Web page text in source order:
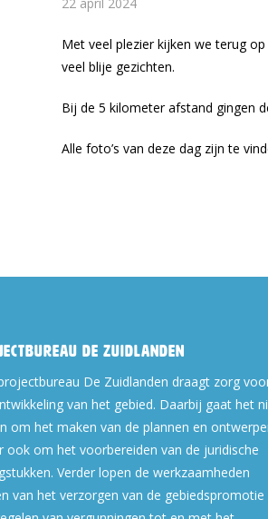
Met veel plezier kijken we terug
veel blije gezichten.
Bij de 5 kilometer afstand gingen
Alle foto’s van deze dag zijn te
De Zuidlanden
De Zuidlanden draagt zorg
van het gebied. Daarbij gaat het
om het maken van de plannen en
ook om het voorbereiden van de juridische
Verder lopen de werkzaamheden
van het verzorgen van de gebiedspromotie